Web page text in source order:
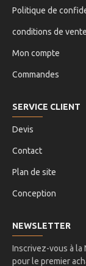
Politique de
conditions de vente
Mon compte
Commandes
SERVICE CLIENT
Devis
Contact
Plan de site
Conception
NEWSLETTER
Inscrivez-vous à la
pour le premier